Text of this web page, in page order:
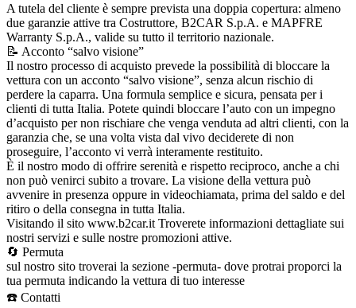
A tutela del cliente è sempre prevista una doppia copertura: almeno
due garanzie attive tra Costruttore, B2CAR S.p.A. e MAPFRE
Warranty S.p.A., valide su tutto il territorio nazionale.
📝 Acconto “salvo visione”
Il nostro processo di acquisto prevede la possibilità di bloccare la
vettura con un acconto “salvo visione”, senza alcun rischio di
perdere la caparra. Una formula semplice e sicura, pensata per i
clienti di tutta Italia. Potete quindi bloccare l’auto con un impegno
d’acquisto per non rischiare che venga venduta ad altri clienti, con la
garanzia che, se una volta vista dal vivo deciderete di non
proseguire, l’acconto vi verrà interamente restituito.
È il nostro modo di offrire serenità e rispetto reciproco, anche a chi
non può venirci subito a trovare. La visione della vettura può
avvenire in presenza oppure in videochiamata, prima del saldo e del
ritiro o della consegna in tutta Italia.
Visitando il sito www.b2car.it Troverete informazioni dettagliate sui
nostri servizi e sulle nostre promozioni attive.
🔄 Permuta
sul nostro sito troverai la sezione -permuta- dove protrai proporci la
tua permuta indicando la vettura di tuo interesse
☎️ Contatti